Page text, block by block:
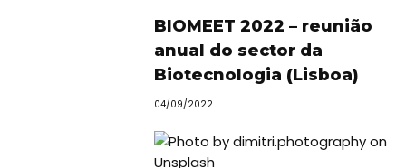
BIOMEET 2022 – reunião
anual do sector da
Biotecnologia (Lisboa)
04/09/2022